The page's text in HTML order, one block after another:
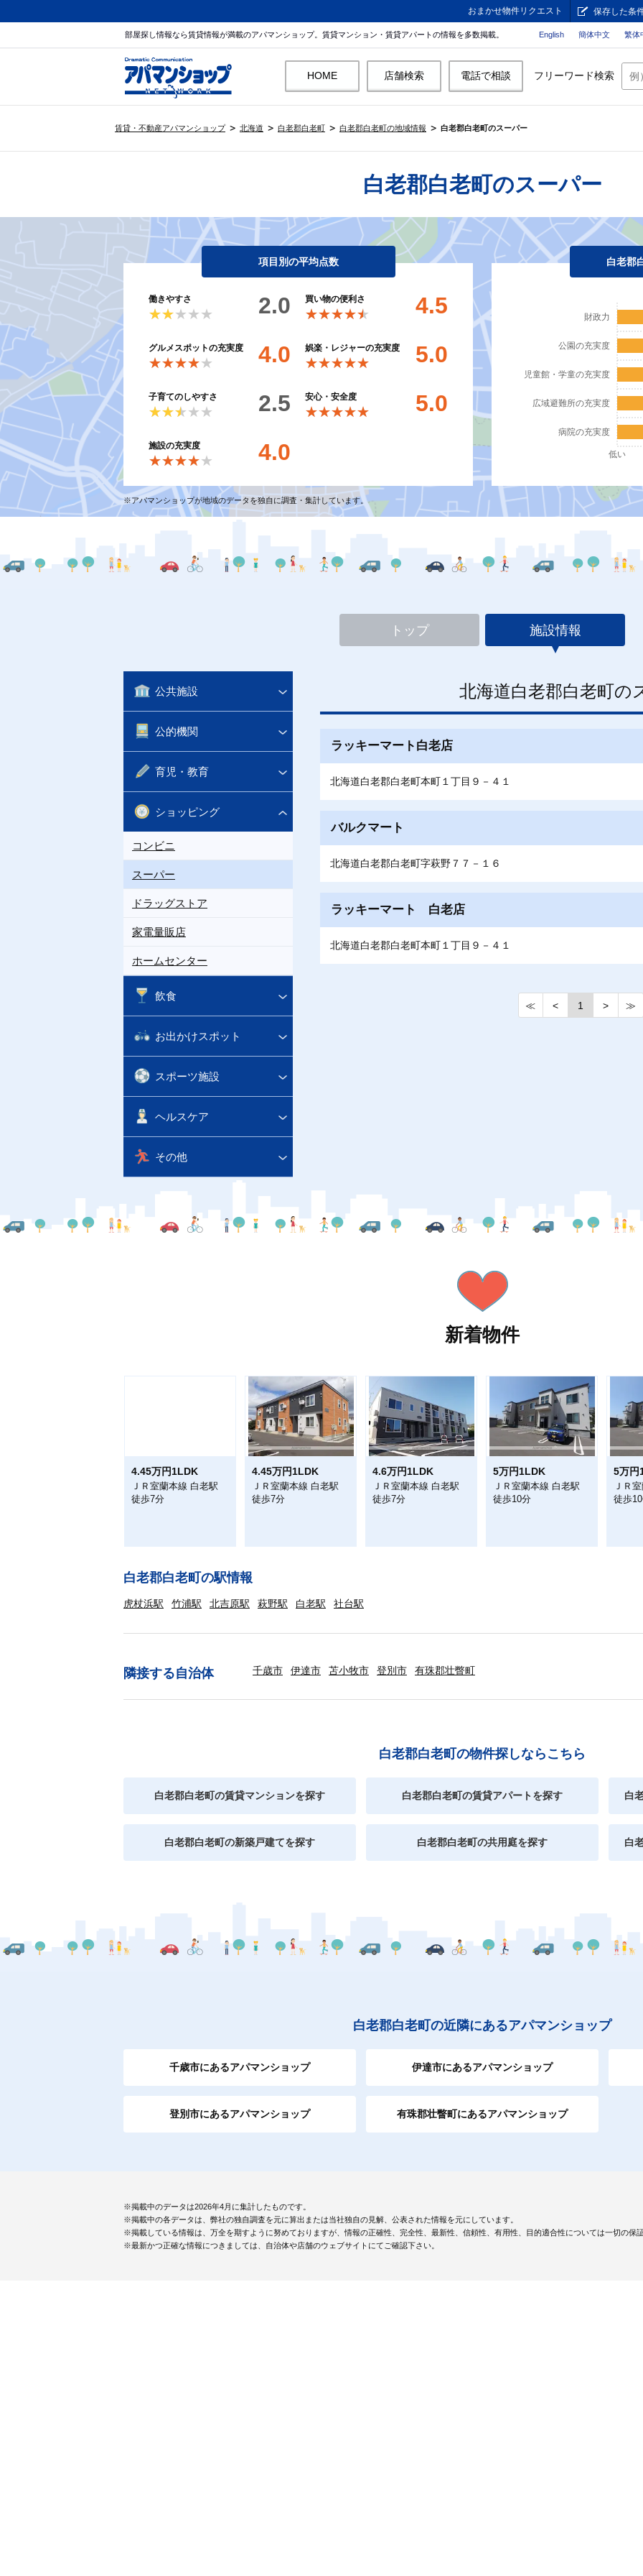
おまかせ物件リクエスト 保存した条
部屋探し情報なら賃貸情報が満載のアパマンショップ。賃貸マンション・賃貸アパートの情報を多数掲載。 English 簡体中文 繁体
HOME 店舗検索 電話で相談 フリーワード検索
賃貸・不動産アパマンショップ 北海道 白老郡白老町 白老郡白老町の地域情報 白老郡白老町のスーパー
白老郡白老町のスーパー
項目別の平均点数
働きやすさ
★★★★★
★★★★★ 2.0 買い物の便利さ
★★★★★
★★★★★ 4.5
グルメスポットの充実度
★★★★★
★★★★★ 4.0 娯楽・レジャーの充実度
★★★★★
★★★★★ 5.0
子育てのしやすさ
★★★★★
★★★★★ 2.5 安心・安全度
★★★★★
★★★★★ 5.0
施設の充実度
★★★★★
★★★★★ 4.0
白老郡
病院の充実度
広域避難所の充実度
児童館・学童の充実度
公園の充実度
財政力
低い
※アパマンショップが地域のデータを独自に調査・集計しています。
トップ 施設情報
公共施設
公的機関
育児・教育
ショッピング
コンビニ
スーパー
ドラッグストア
家電量販店
ホームセンター
飲食
お出かけスポット
スポーツ施設
ヘルスケア
その他
北海道白老郡白老町の
ラッキーマート白老店
北海道白老郡白老町本町１丁目９－４１
バルクマート
北海道白老郡白老町字萩野７７－１６
ラッキーマート 白老店
北海道白老郡白老町本町１丁目９－４１
≪ < 1 > ≫
新着物件
4.45万円1LDK
ＪＲ室蘭本線 白老駅
徒歩7分
4.45万円1LDK
ＪＲ室蘭本線 白老駅
徒歩7分
4.6万円1LDK
ＪＲ室蘭本線 白老駅
徒歩7分
5万円1LDK
ＪＲ室蘭本線 白老駅
徒歩10分
5万円
ＪＲ
徒歩
白老郡白老町の駅情報
虎杖浜駅 竹浦駅 北吉原駅 萩野駅 白老駅 社台駅
隣接する自治体 千歳市 伊達市 苫小牧市 登別市 有珠郡壮瞥町
白老郡白老町の物件探しならこちら
白老郡白老町の賃貸マンションを探す 白老郡白老町の賃貸アパートを探す 白
白老郡白老町の新築戸建てを探す 白老郡白老町の共用庭を探す 白
白老郡白老町の近隣にあるアパマンショップ
千歳市にあるアパマンショップ 伊達市にあるアパマンショップ
登別市にあるアパマンショップ 有珠郡壮瞥町にあるアパマンショップ
※掲載中のデータは2026年4月に集計したものです。
※掲載中の各データは、弊社の独自調査を元に算出または当社独自の見解、公表された情報を元にしています。
※掲載している情報は、万全を期すように努めておりますが、情報の正確性、完全性、最新性、信頼性、有用性、目的適合性については一切の保
※最新かつ正確な情報につきましては、自治体や店舗のウェブサイトにてご確認下さい。